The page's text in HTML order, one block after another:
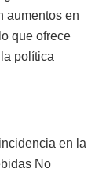
aumentos en
que ofrece
política
en la
No